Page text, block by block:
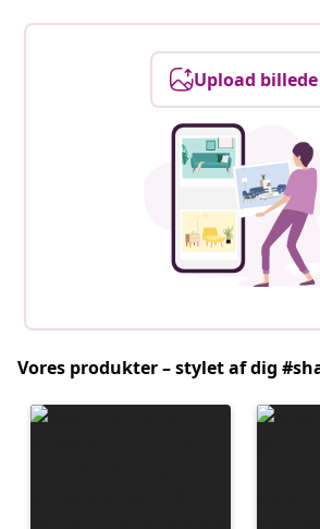
Upload billede
Vores produkter – stylet af dig